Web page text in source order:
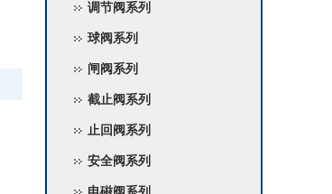
调节阀系列
球阀系列
闸阀系列
截止阀系列
止回阀系列
安全阀系列